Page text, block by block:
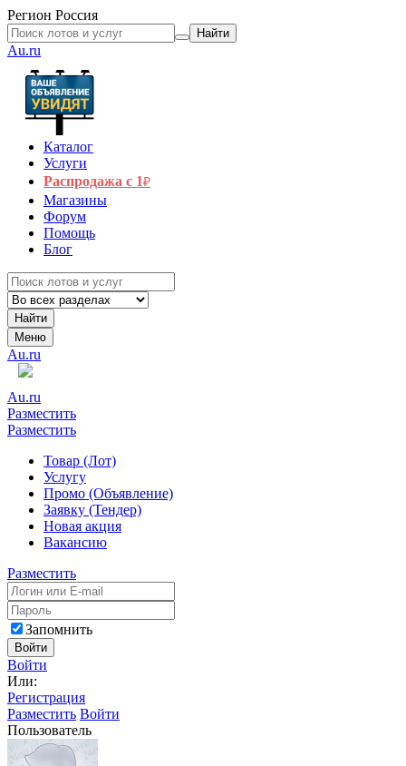
Регион Россия
Найти
Au.ru
Каталог
Услуги
Распродажа с 1₽
Магазины
Форум
Помощь
Блог
Найти
Меню
Au.ru
Au.ru
Разместить
Разместить
Товар (Лот)
Услугу
Промо (Объявление)
Заявку (Тендер)
Новая акция
Вакансию
Разместить
Запомнить
Войти
Войти
Или:
Регистрация
Разместить Войти
Пользователь